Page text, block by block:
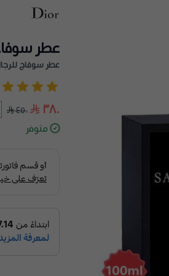
عطر
عطر سوفاج
٣٨٠ ٤٥٠
متوفر